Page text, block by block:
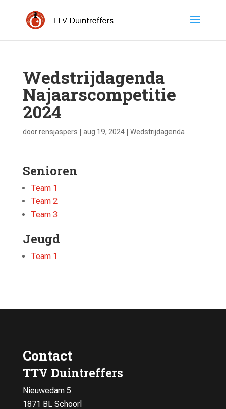
Wedstrijdagenda
Najaarscompetitie
2024
doorrensjaspers aug 19, 2024| Wedstrijdagenda
Senioren
Team 1
Team 2
Team 3
Jeugd
Team 1
Contact
TTV Duintreffers
Nieuwedam 5
1871 BL Schoorl